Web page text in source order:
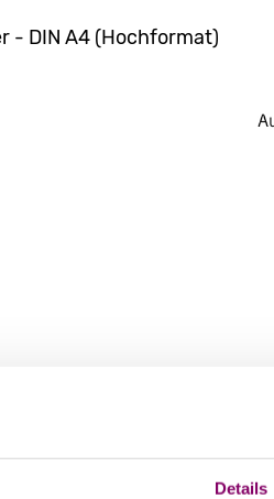
Details
- DIN A4 (Hochformat)
m²